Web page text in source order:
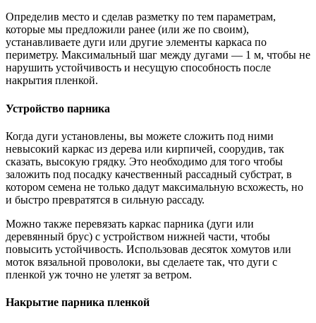
Определив место и сделав разметку по тем параметрам,
которые мы предложили ранее (или же по своим),
устанавливаете дуги или другие элементы каркаса по
периметру. Максимальный шаг между дугами — 1 м, чтобы не
нарушить устойчивость и несущую способность после
накрытия пленкой.
Устройство парника
Когда дуги установлены, вы можете сложить под ними
невысокий каркас из дерева или кирпичей, соорудив, так
сказать, высокую грядку. Это необходимо для того чтобы
заложить под посадку качественный рассадный субстрат, в
котором семена не только дадут максимальную всхожесть, но
и быстро превратятся в сильную рассаду.
Можно также перевязать каркас парника (дуги или
деревянный брус) с устройством нижней части, чтобы
повысить устойчивость. Использовав десяток хомутов или
моток вязальной проволоки, вы сделаете так, что дуги с
пленкой уж точно не улетят за ветром.
Накрытие парника пленкой